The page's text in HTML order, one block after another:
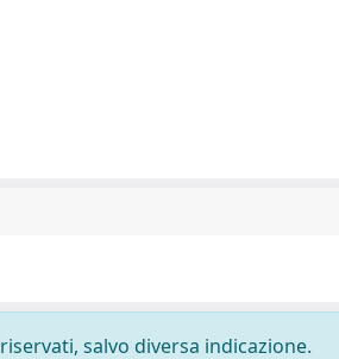
salvo diversa indicazione.